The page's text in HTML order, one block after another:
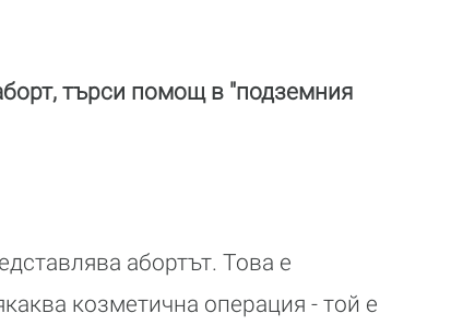
търси помощ в "подземния
абортът. Това е
козметична операция - той е